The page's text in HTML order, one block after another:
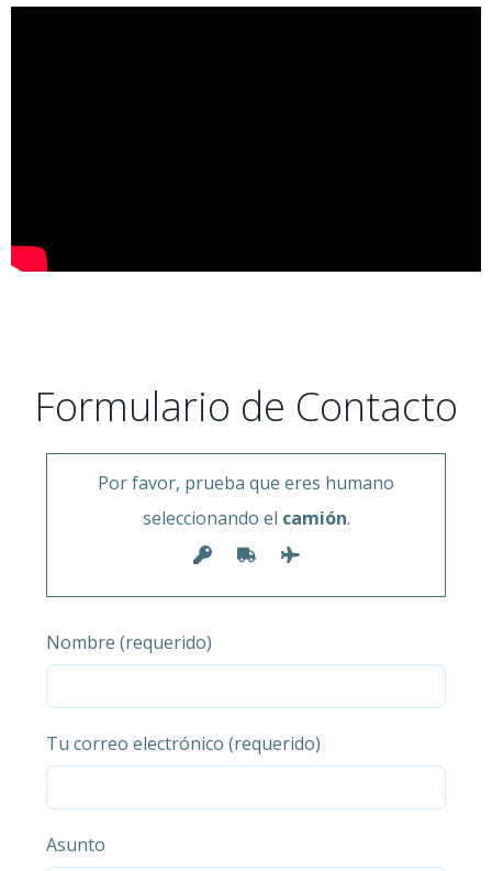
Formulario de Contacto
Por favor, prueba que eres humano
seleccionando el camión.
Nombre (requerido)
Tu correo electrónico (requerido)
Asunto